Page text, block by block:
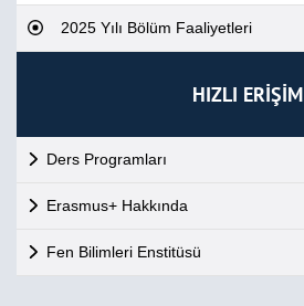
2025 Yılı Bölüm Faaliyetleri
HIZLI ERİŞİM
Ders Programları
Erasmus+ Hakkında
Fen Bilimleri Enstitüsü